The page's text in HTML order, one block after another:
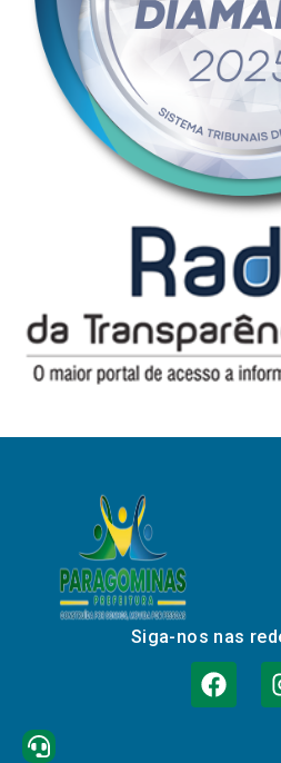
Siga-nos nas